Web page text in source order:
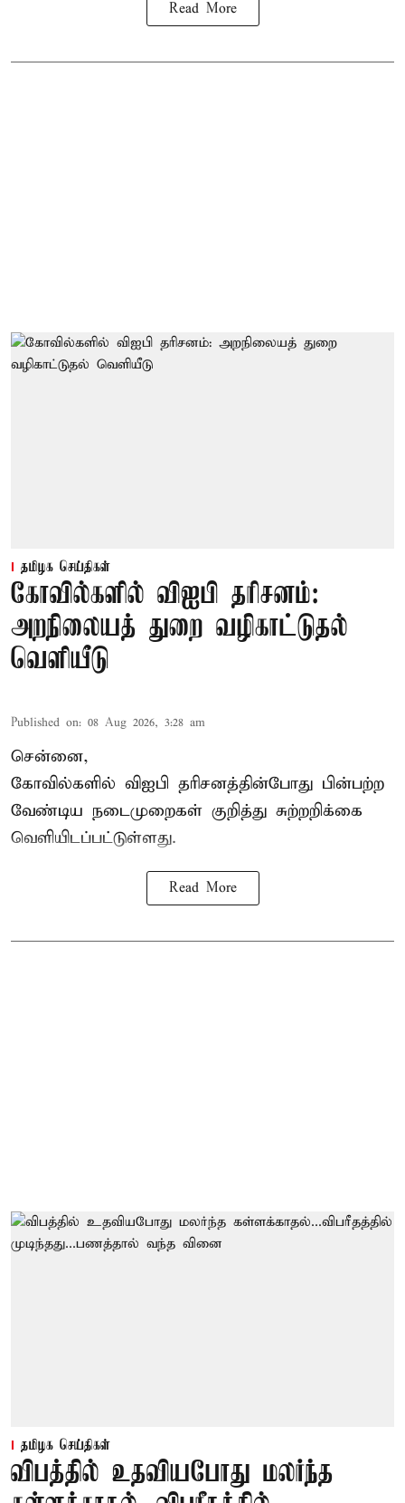
Read More
தமிழக செய்திகள்
கோவில்களில் விஐபி தரிசனம்:
அறநிலையத் துறை வழிகாட்டுதல்
வெளியீடு
Published on: 08 Aug 2026, 3:28 am
சென்னை,
கோவில்களில் விஐபி தரிசனத்தின்போது பின்பற்ற
வேண்டிய நடைமுறைகள் குறித்து சுற்றறிக்கை
வெளியிடப்பட்டுள்ளது.
Read More
தமிழக செய்திகள்
விபத்தில் உதவியபோது மலர்ந்த